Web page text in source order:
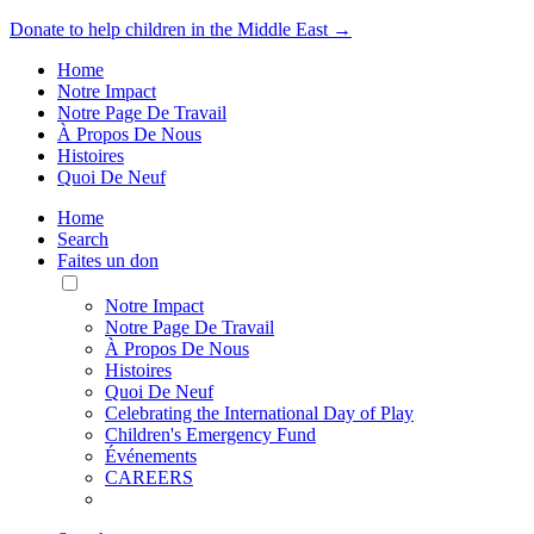
Donate to help children in the Middle East →
Home
Notre Impact
Notre Page De Travail
À Propos De Nous
Histoires
Quoi De Neuf
Home
Search
Faites un don
Toggle
Mobile
Menu
Notre Impact
Notre Page De Travail
À Propos De Nous
Histoires
Quoi De Neuf
Celebrating the International Day of Play
Children's Emergency Fund
Événements
CAREERS